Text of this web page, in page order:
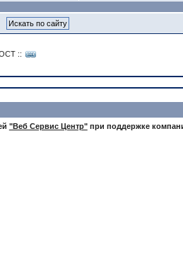
::
"Веб Сервис Центр"при поддержке